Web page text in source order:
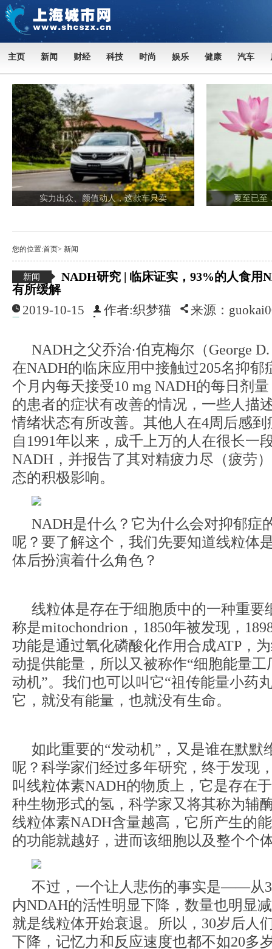
主页 新闻 财经 科技 时尚 娱乐 健康 汽车
实力出众、颜值动人，这款车只卖 夏至已至
您的位置:首页> 新闻
新闻
NADH研究 | 临床证实，93%的人食用
有所缓解
2019-10-15 作者:织梦猫 来源：
NADH之父乔治·伯克梅尔（George
在NADH的临床应用中接触过205名抑郁
个月内每天接受10 mg NADH的每日剂
的患者的症状有改善的情况，一些人描
情绪状态有所改善。其他人在4周后感
自1991年以来，成千上万的人在很长一
NADH，并报告了其对精疲力尽（疲劳
态的积极影响。
NADH是什么？它为什么会对抑郁症
呢？要了解这个，我们先要知道线粒体
体后扮演着什么角色？
线粒体是存在于细胞质中的一种重要
称是mitochondrion，1850年被发现，
功能是通过氧化磷酸化作用合成ATP，
动提供能量，所以又被称作“细胞能量工
动机”。我们也可以叫它“祖传能量小药
它，就没有能量，也就没有生命。
如此重要的“发动机”，又是谁在默默
呢？科学家们经过多年研究，终于发现
叫线粒体素NADH的物质上，它是存在
种生物形式的氢，科学家又将其称为辅
线粒体素NADH含量越高，它所产生的
的功能就越好，进而该细胞以及整个个
不过，一个让人悲伤的事实是——从
内NDAH的活性明显下降，数量也明显
就是线粒体开始衰退。所以，30岁后人
下降，记忆力和反应速度也都不如20多